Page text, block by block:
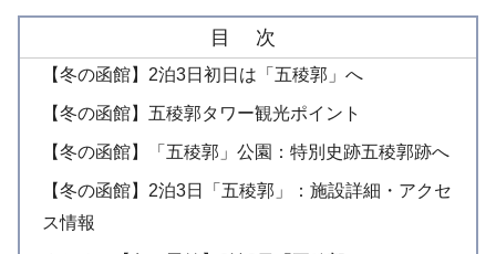
目 次
【冬の函館】2泊3日初日は「五稜郭」へ
【冬の函館】五稜郭タワー観光ポイント
【冬の函館】「五稜郭」公園：特別史跡五稜郭跡へ
【冬の函館】2泊3日「五稜郭」：施設詳細・アクセ
ス情報